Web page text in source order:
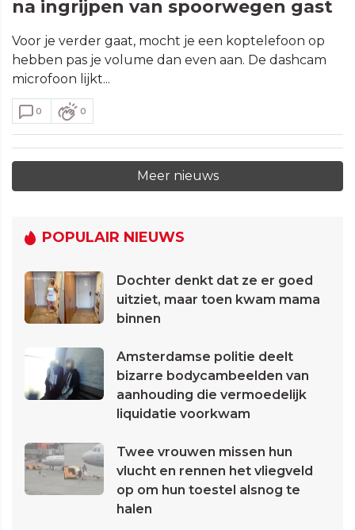
na ingrijpen van spoorwegen gast
Voor je verder gaat, mocht je een koptelefoon op
hebben pas je volume dan even aan. De dashcam
microfoon lijkt...
0 0
Meer nieuws
POPULAIR NIEUWS
Dochter denkt dat ze er goed
uitziet, maar toen kwam mama
binnen
Amsterdamse politie deelt
bizarre bodycambeelden van
aanhouding die vermoedelijk
liquidatie voorkwam
Twee vrouwen missen hun
vlucht en rennen het vliegveld
op om hun toestel alsnog te
halen